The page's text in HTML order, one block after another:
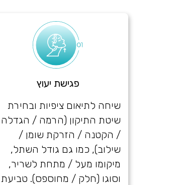
פגישת יעוץ
שיחה לתיאום ציפיות ובחירת
שיטת התיקון (הרמה / הגדלה
/ הקטנה / הזרקת שומן /
שילוב), כמו גם גודל השתל,
מיקומו מעל / מתחת לשריר,
וסוגו (חלק / מחוספס). טביעת